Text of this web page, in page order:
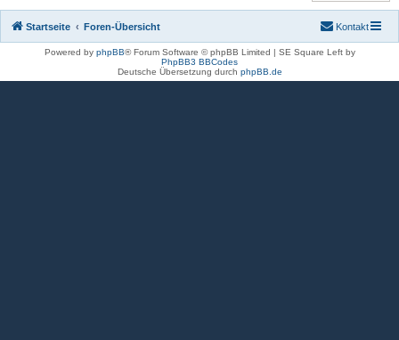
Startseite Foren-Übersicht Kontakt
Powered by phpBB® Forum Software © phpBB Limited | SE Square Left by
PhpBB3 BBCodes
Deutsche Übersetzung durch phpBB.de